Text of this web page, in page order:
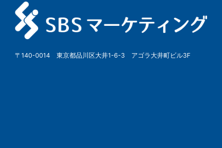
〒140-0014 東京都品川区大井1-6-3 アゴラ大井町ビル3F